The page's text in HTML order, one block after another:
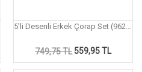
5'li Desenli Erkek Çorap Set (962P)
749,75 TL 559,95 TL